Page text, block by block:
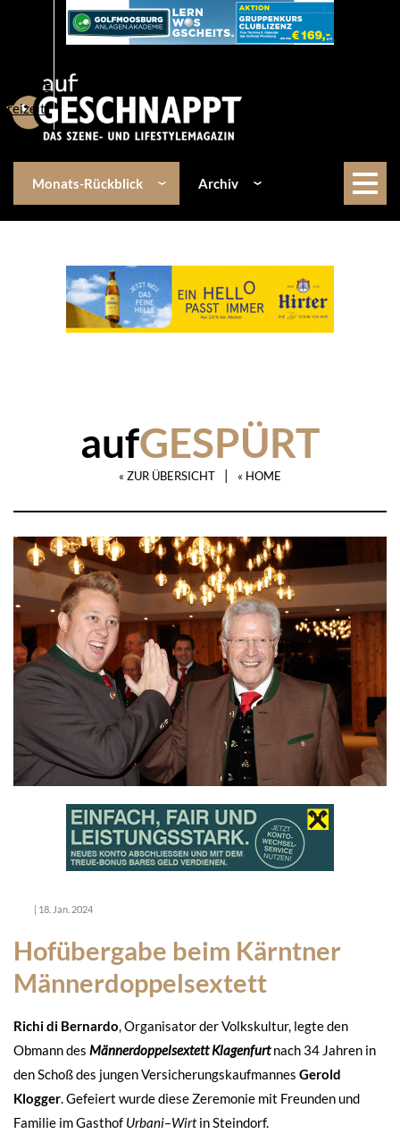
Lifestyle
Freizeit
Monats-Rückblick Archiv
aufGESPÜRT
« ZUR ÜBERSICHT | « HOME
| 18. Jan. 2024
Hofübergabe beim Kärntner
Männerdoppelsextett
Richi di Bernardo, Organisator der Volkskultur, legte den
Obmann des Männerdoppelsextett Klagenfurtnach 34 Jahren in
den Schoß des jungen Versicherungskaufmannes Gerold
Klogger. Gefeiert wurde diese Zeremonie mit Freunden und
Familie im Gasthof Urbani–Wirtin Steindorf.